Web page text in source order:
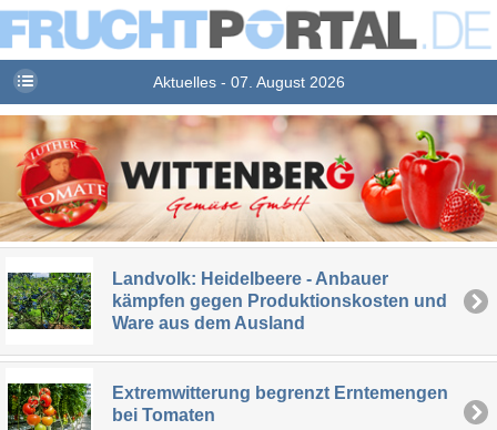
Aktuelles - 07. August 2026
Landvolk: Heidelbeere - Anbauer
kämpfen gegen Produktionskosten und
Ware aus dem Ausland
Extremwitterung begrenzt Erntemengen
bei Tomaten